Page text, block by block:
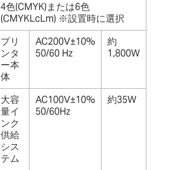
4色(CMYK)または6色
(CMYKLcLm) ※設置時に選択
プリ
ンタ
ー本
体
AC200V±10%
50/60 Hz
約
1,800W
大容
量イ
ンク
供給
シス
テム
AC100V±10%
50/60Hz
約35W